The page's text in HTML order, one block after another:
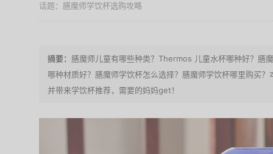
膳魔师学饮杯选购攻略
膳魔师儿童有哪些种类？Thermos 儿童水杯哪种好？膳
哪种材质好？膳魔师学饮杯怎么选择？膳魔师学饮杯哪里购买
并带来学饮杯推荐，需要的妈妈get！